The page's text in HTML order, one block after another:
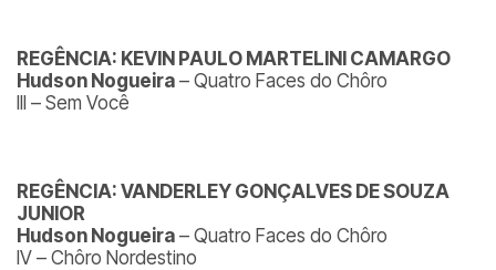
REGÊNCIA: KEVIN PAULO MARTELINI CAMARGO
Hudson Nogueira – Quatro Faces do Chôro
III – Sem Você
REGÊNCIA: VANDERLEY GONÇALVES DE SOUZA
JUNIOR
Hudson Nogueira – Quatro Faces do Chôro
IV – Chôro Nordestino